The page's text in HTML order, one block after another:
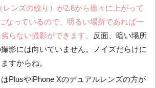
レンズの絞り）が2.8から徐々に上がって
なっているので、明るい場所であれば一
らない撮影ができます。
反面、暗い場所
影には向いていません。ノイズだらけに
すからね。
PlusやiPhone Xのデュアルレンズの方が